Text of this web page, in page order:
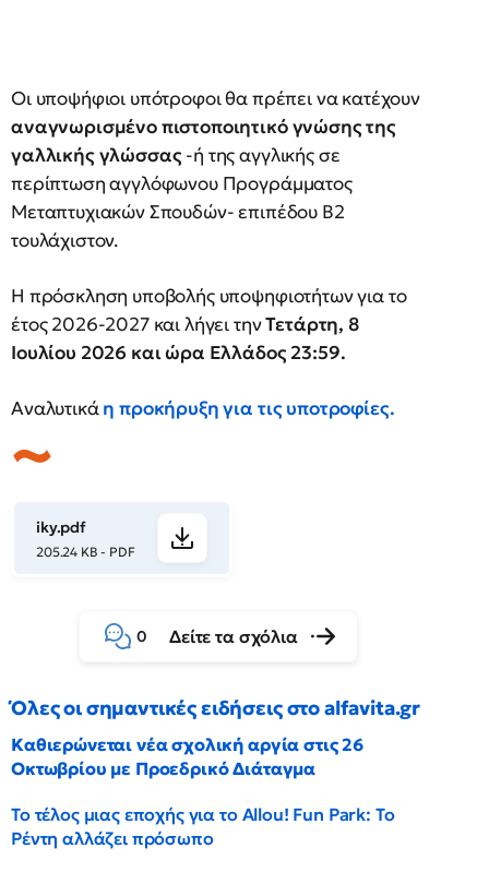
Οι υποψήφιοι υπότροφοι θα πρέπει να κατέχουν
αναγνωρισμένο πιστοποιητικό γνώσης της
γαλλικής γλώσσας-ή της αγγλικής σε
περίπτωση αγγλόφωνου Προγράμματος
Μεταπτυχιακών Σπουδών- επιπέδου Β2
τουλάχιστον.
Η πρόσκληση υποβολής υποψηφιοτήτων για το
έτος 2026-2027 και λήγει τηνΤετάρτη, 8
Ιουλίου 2026 και ώρα Ελλάδος 23:59.
Αναλυτικάη προκήρυξη για τις υποτροφίες.
iky.pdf
205.24 KB - PDF
0 Δείτε τα σχόλια
Όλες οι σημαντικές ειδήσεις στο alfavita.gr
Καθιερώνεται νέα σχολική αργία στις 26
Οκτωβρίου με Προεδρικό Διάταγμα
Το τέλος μιας εποχής για το Allou! Fun Park: Το
Ρέντη αλλάζει πρόσωπο